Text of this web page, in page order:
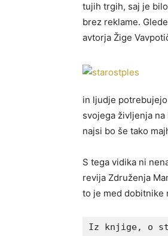
tujih trgih, saj je
brez reklame.
avtorja Žige
in ljudje
svojega življenja
najsi bo še tako
S tega vidika ni
revija Združenja
to je med dobitnike